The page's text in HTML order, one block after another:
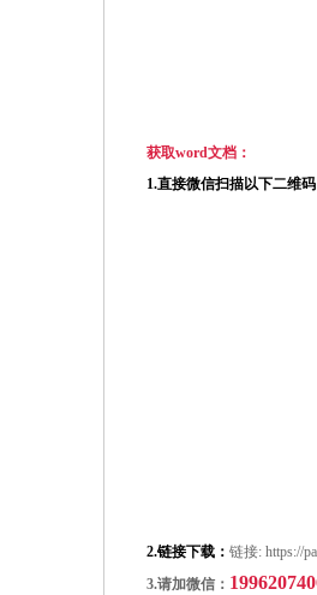
获取word文档：
1.直接微信扫描以下二维
2.链接下载： 链接: https://
3.请加微信：